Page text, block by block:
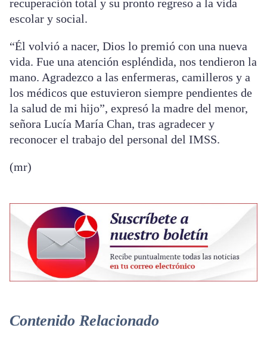
recuperación total y su pronto regreso a la vida
escolar y social.
“Él volvió a nacer, Dios lo premió con una nueva
vida. Fue una atención espléndida, nos tendieron la
mano. Agradezco a las enfermeras, camilleros y a
los médicos que estuvieron siempre pendientes de
la salud de mi hijo”, expresó la madre del menor,
señora Lucía María Chan, tras agradecer y
reconocer el trabajo del personal del IMSS.
(mr)
Contenido Relacionado